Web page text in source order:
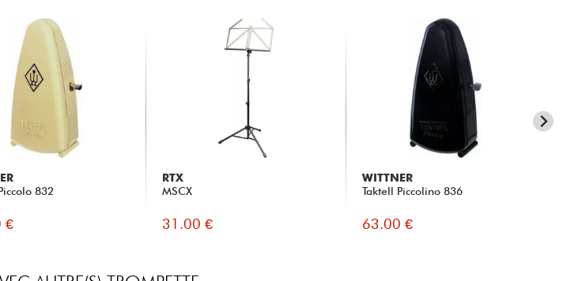
832
€
RTX
MSCX
31.00 €
WITTNER
Taktell Piccolino 836
63.00 €